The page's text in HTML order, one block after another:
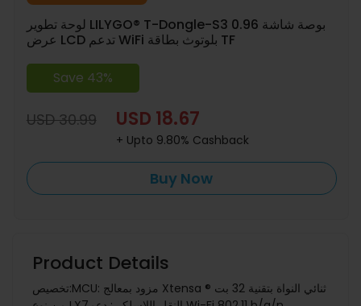
لوحة تطوير LILYGO® T-Dongle-S3 0.96 بوصة شاشة
عرض LCD تدعم WiFi بلوتوث بطاقة TF
Save 43%
USD 30.99 USD 18.67
+ Upto 9.80% Cashback
Buy Now
Product Details
تخصيص:MCU: مزود بمعالج Xtensa ® ثنائي النواة بتقنية 32 بت